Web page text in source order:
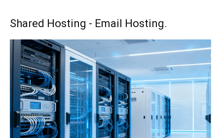
Shared Hosting - Email Hosting.